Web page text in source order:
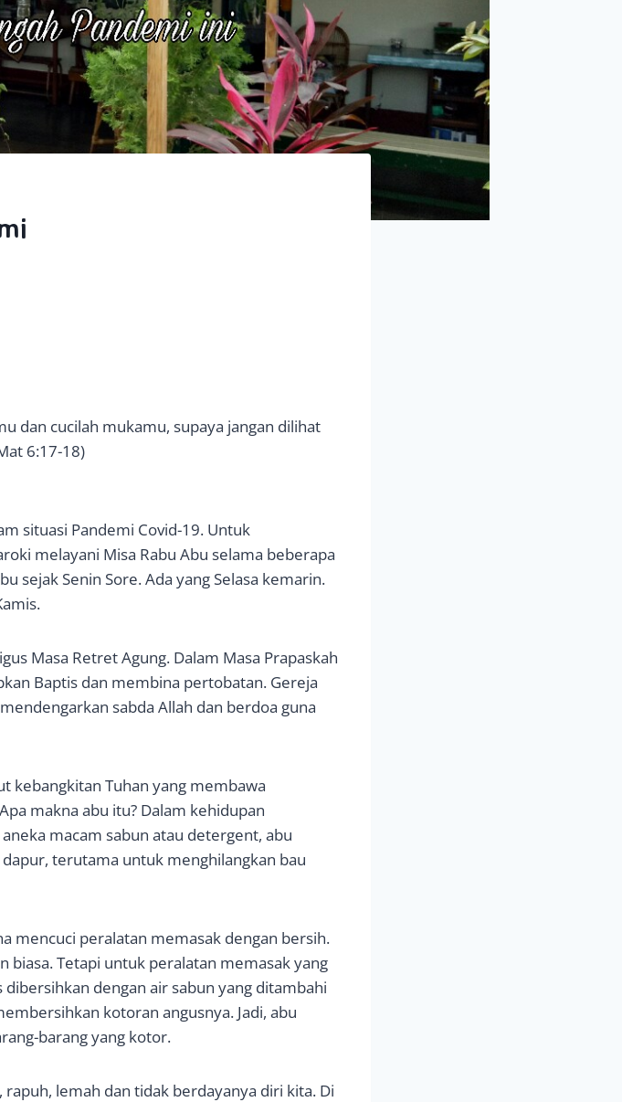
dan cucilah mukamu, supaya jangan dilihat
6:17-18)
situasi Pandemi Covid-19. Untuk
melayani Misa Rabu Abu selama beberapa
sejak Senin Sore. Ada yang Selasa kemarin.
Masa Retret Agung. Dalam Masa Prapaskah
Baptis dan membina pertobatan. Gereja
sabda Allah dan berdoa guna
kebangkitan Tuhan yang membawa
makna abu itu? Dalam kehidupan
macam sabun atau detergent, abu
terutama untuk menghilangkan bau
mencuci peralatan memasak dengan bersih.
biasa. Tetapi untuk peralatan memasak yang
dengan air sabun yang ditambahi
kotoran angusnya. Jadi, abu
barang yang kotor.
lemah dan tidak berdayanya diri kita. Di